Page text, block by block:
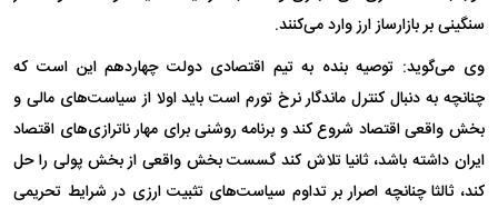
سنگینی بر بازارساز ارز وارد می‌کنند.
وی می‌گوید: توصیه بنده به تیم اقتصادی دولت چهاردهم این است که
چنانچه به دنبال کنترل ماندگار نرخ تورم است باید اولا از سیاست‌های مالی و
بخش واقعی اقتصاد شروع کند و برنامه روشنی برای مهار ناترازی‌های اقتصاد
ایران داشته باشد، ثانیا تلاش کند گسست بخش واقعی از بخش پولی را حل
کند، ثالثا چنانچه اصرار بر تداوم سیاست‌های تثبیت‌ ارزی در شرایط تحریمی